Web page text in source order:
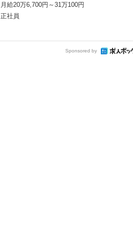
月給20万6,700円～31万100円
正社員
Sponsored by